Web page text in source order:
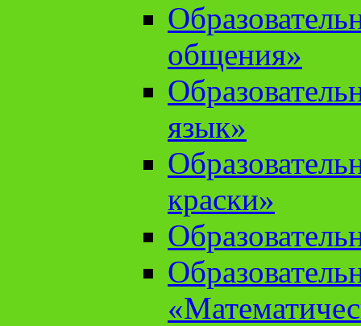
общения»
язык»
краски»